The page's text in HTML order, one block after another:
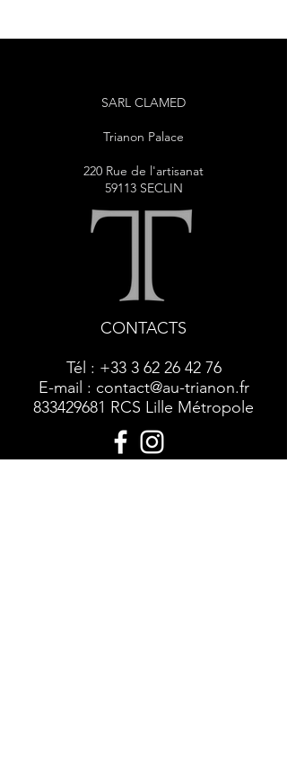
SARL CLAMED
Trianon Palace
220 Rue de l'artisanat
59113 SECLIN
CONTACTS
Tél : +33 3 62 26 42 76
E-mail : contact@au-trianon.fr
833429681 RCS Lille Métropole